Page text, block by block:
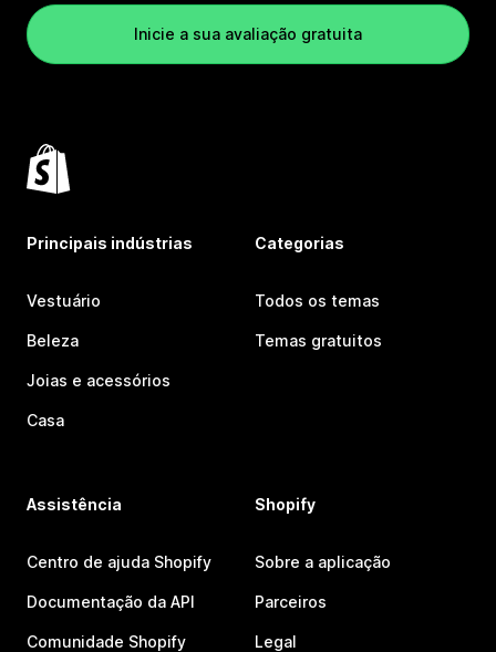
Inicie a sua avaliação gratuita
Principais indústrias
Vestuário
Beleza
Joias e acessórios
Casa
Categorias
Todos os temas
Temas gratuitos
Assistência
Centro de ajuda Shopify
Documentação da API
Comunidade Shopify
Shopify
Sobre a aplicação
Parceiros
Legal